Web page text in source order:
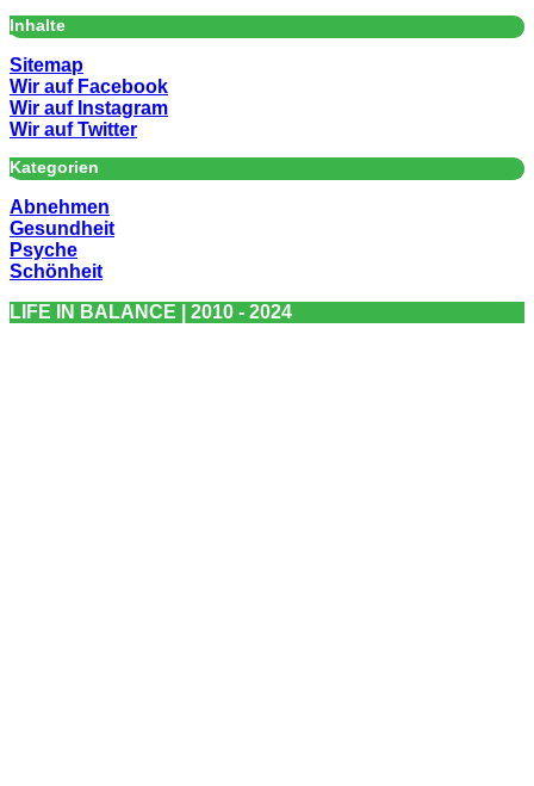
Inhalte
Sitemap
Wir auf Facebook
Wir auf Instagram
Wir auf Twitter
Kategorien
Abnehmen
Gesundheit
Psyche
Schönheit
LIFE IN BALANCE | 2010 - 2024